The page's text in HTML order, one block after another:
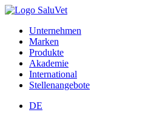
Unternehmen
Marken
Produkte
Akademie
International
Stellenangebote
DE